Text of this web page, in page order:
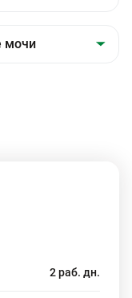
2 раб. дн.